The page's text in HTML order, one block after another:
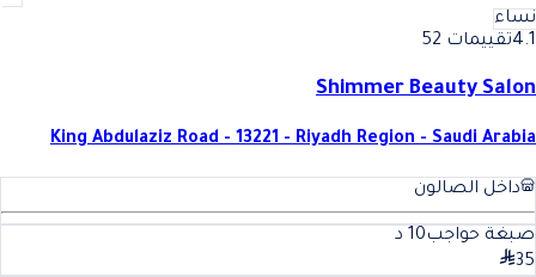
نساء
4.1تقييمات 52
Shimmer Beauty Salon
King Abdulaziz Road - 13221 - Riyadh Region - Saudi Arabia
داخل الصالون
صبغة حواجب10 د
35